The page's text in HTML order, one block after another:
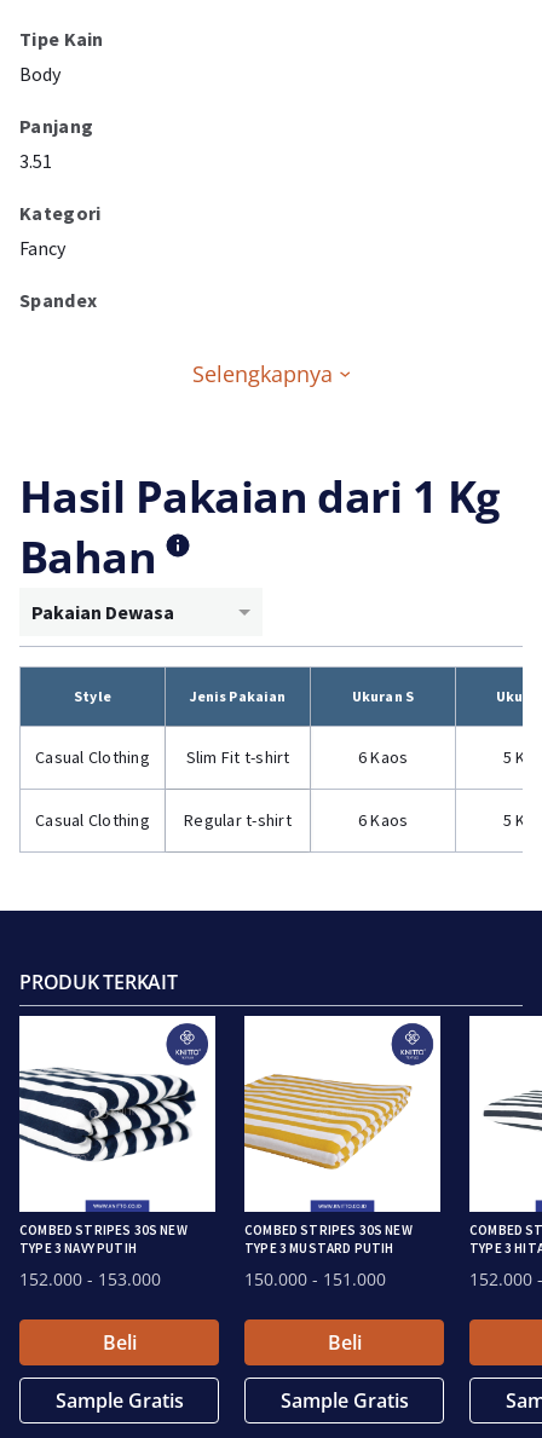
Tipe Kain
Body
Panjang
3.51
Kategori
Fancy
Spandex
Selengkapnya
Hasil Pakaian dari 1 Kg
Bahan
Pakaian Dewasa
Style Jenis Pakaian Ukuran S
Casual Clothing Slim Fit t-shirt 6 Kaos 5
Casual Clothing Regular t-shirt 6 Kaos 5
PRODUK TERKAIT
COMBED STRIPES 30S NEW
TYPE 3 NAVY PUTIH
152.000 - 153.000
Beli
Sample Gratis
COMBED STRIPES 30S NEW
TYPE 3 MUSTARD PUTIH
150.000 - 151.000
Beli
Sample Gratis
COMBED
TYPE 3
152.000